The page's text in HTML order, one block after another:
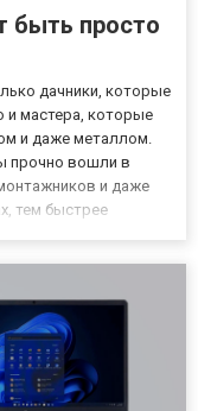
быть просто
дачники, которые
и мастера, которые
и даже металлом.
прочно вошли в
и даже
тем быстрее